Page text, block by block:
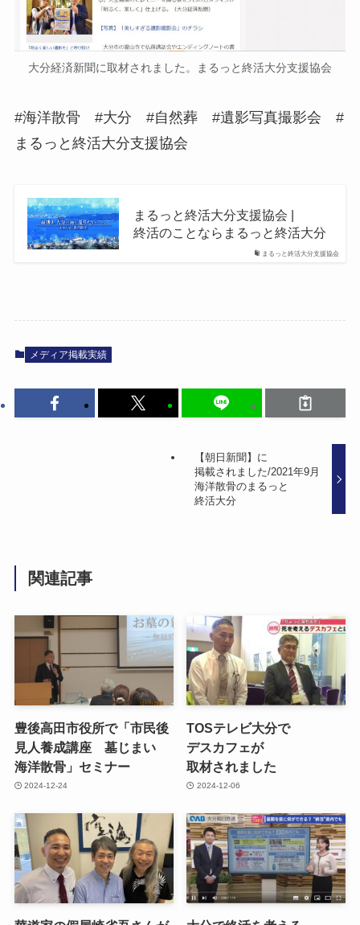
大分経済新聞に取材されました。まるっと終活大分支援協会
#海洋散骨 #大分 #自然葬 #遺影写真撮影会 #
まるっと終活大分支援協会
まるっと終活大分支援協会
まるっと​終活大分支援協会 |
終活の​ことならまるっと​終活大分
メディア掲載実績
【朝日新聞】に​
掲載されました​/2021年9月
海洋散骨の​まるっと​
終活大分
関連記事
豊後高田市役所で​「市民後​
見人養成講座 墓じまい​
海洋散骨」​セミナー
2024-12-24
TOSテレビ大分で​
デスカフェが​
取材されました
2024-12-06